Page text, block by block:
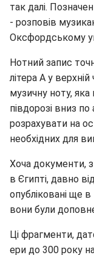
так далі.
- розповів
Оксфордському
Нотний запис
літера А у
музичну ноту, яка
півдорозі вниз
розрахувати на
необхідних для
Хоча документи,
в Єгипті, давно
опубліковані ще
вони були
Ці фрагменти,
ери до 300 року